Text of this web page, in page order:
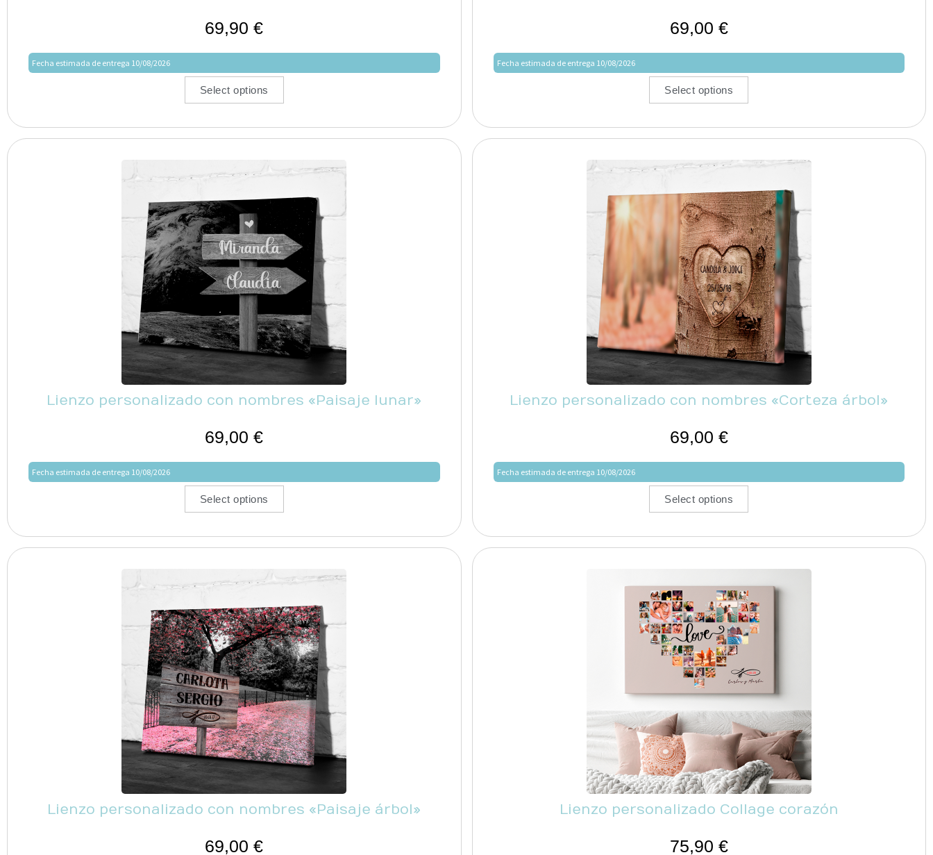
69,90€
Fecha estimada de entrega 10/08/2026
Select options
69,00 €
Fecha estimada de entrega 10/08/2026
Select options
Lienzo personalizado con nombres «Paisaje lunar»
69,00€
Fecha estimada de entrega 10/08/2026
Select options
Lienzo personalizado con nombres «Corteza árbol»
69,00 €
Fecha estimada de entrega 10/08/2026
Select options
Lienzo personalizado con nombres «Paisaje árbol»
69,00€
Lienzo personalizado Collage corazón
75,90 €